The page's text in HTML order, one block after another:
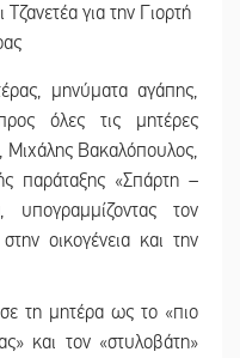
μηνύματα αγάπης,
όλες τις μητέρες
Βακαλόπουλος,
παράταξης «Σπάρτη –
τον
οικογένεια και την
τη μητέρα ως το «πιο
και τον «στυλοβάτη»